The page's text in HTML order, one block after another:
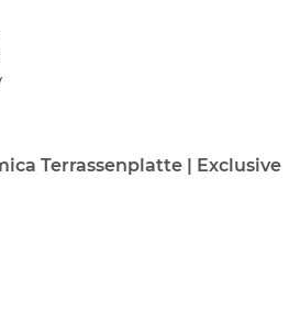
Terrassenplatte | Exclusive